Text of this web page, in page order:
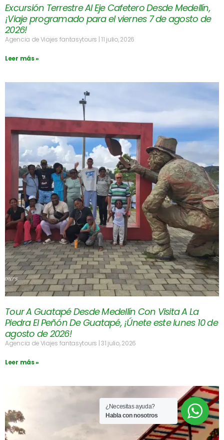
Excursión Terrestre Al Eje Cafetero Desde Medellín,
¡Viaje programado para el viernes 7 de agosto de
2026!
Agencia de Viajes fantasytours 11 julio, 2026
Leer más »
Tour A Guatapé Desde Medellín Con Visita A La
Piedra El Peñón De Guatapé, ¡Únete este lunes 10 de
agosto de 2026!
Agencia de Viajes fantasytours 31 julio, 2026
Leer más »
¿Necesitas ayuda?
Habla con nosotros